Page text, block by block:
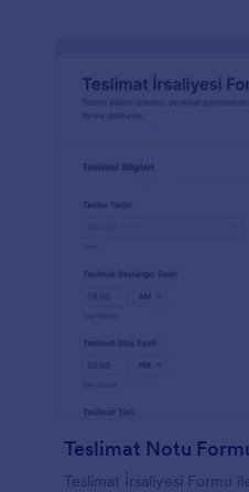
Teslimat Notu
Teslimat İrsaliyesi Formu